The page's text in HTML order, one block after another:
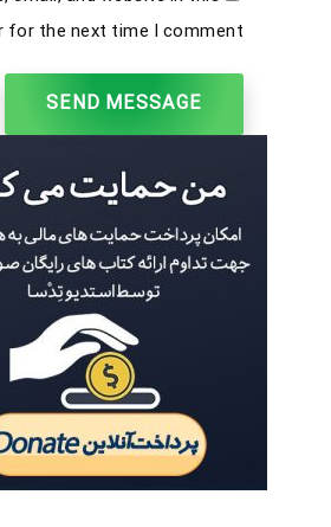
for the next time I comment.